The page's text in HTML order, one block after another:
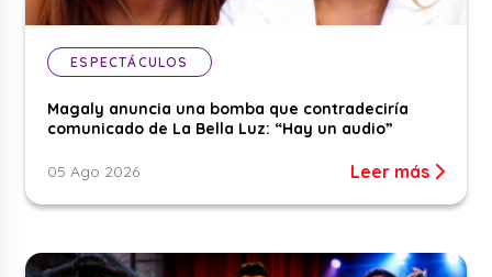
ESPECTÁCULOS
Magaly anuncia una bomba que contradeciría
comunicado de La Bella Luz: “Hay un audio”
05 Ago 2026 Leer más